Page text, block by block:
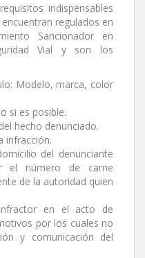
indispensables
regulados en
Sancionador en
Vial y son los
Modelo, marca, color
si es posible.
hecho denunciado.
infracción.
del denunciante
el número de carne
de la autoridad quien
en el acto de
por los cuales no
y comunicación del